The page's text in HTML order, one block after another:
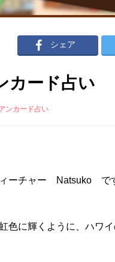
シェア
カード占い
ンカード占い
ィーチャー Natsuko で
色に輝くように、ハワ